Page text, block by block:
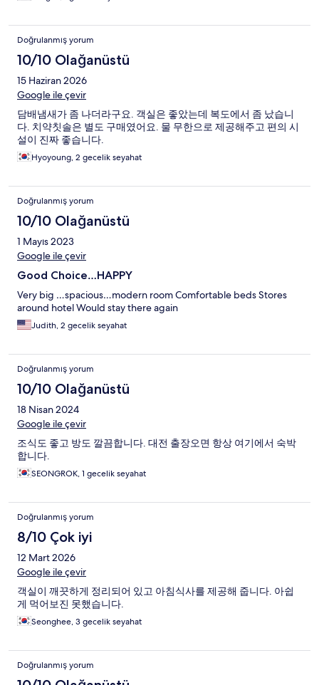
Doğrulanmış yorum
10/10 Olağanüstü
15 Haziran 2026
Google ile çevir
담배냄새가 좀 나더라구요. 객실은 좋았는데 복도에서 좀 났습니
다. 치약칫솔은 별도 구매였어요. 물 무한으로 제공해주고 편의 시
설이 진짜 좋습니다.
Hyoyoung, 2 gecelik seyahat
Doğrulanmış yorum
10/10 Olağanüstü
1 Mayıs 2023
Google ile çevir
Good Choice…HAPPY
Very big …spacious…modern room Comfortable beds Stores
around hotel Would stay there again
Judith, 2 gecelik seyahat
Doğrulanmış yorum
10/10 Olağanüstü
18 Nisan 2024
Google ile çevir
조식도 좋고 방도 깔끔합니다. 대전 출장오면 항상 여기에서 숙박
합니다.
SEONGROK, 1 gecelik seyahat
Doğrulanmış yorum
8/10 Çok iyi
12 Mart 2026
Google ile çevir
객실이 깨끗하게 정리되어 있고 아침식사를 제공해 줍니다. 아쉽
게 먹어보진 못했습니다.
Seonghee, 3 gecelik seyahat
Doğrulanmış yorum